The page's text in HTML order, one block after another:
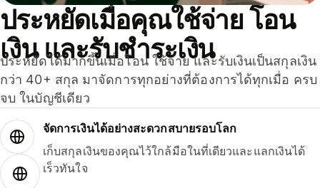
ประหยัดเมื่อคุณใช้จ่าย โอน
เงิน และรับชำระเงิน
ประหยัดได้มากขึ้นเมื่อโอน ใช้จ่าย และรับเงินเป็นสกุลเงิน
กว่า 40+ สกุล มาจัดการทุกอย่างที่ต้องการได้ทุกเมื่อ ครบ
จบ ในบัญชีเดียว
จัดการเงินได้อย่างสะดวกสบายรอบโลก
เก็บสกุลเงินของคุณไว้ใกล้มือในที่เดียวและแลกเงินได้
เร็วทันใจ